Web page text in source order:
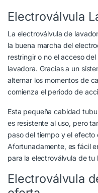
Electroválvula
La electroválvula de
la buena marcha del
restringir o no el acceso
lavadora. Gracias a un
alternar los momentos de
comienza el periodo de
Esta pequeña cabidad
es resistente al uso, pero
paso del tiempo y el efecto
Afortunadamente, es fácil
para la electroválvula de tu
Electroválvula